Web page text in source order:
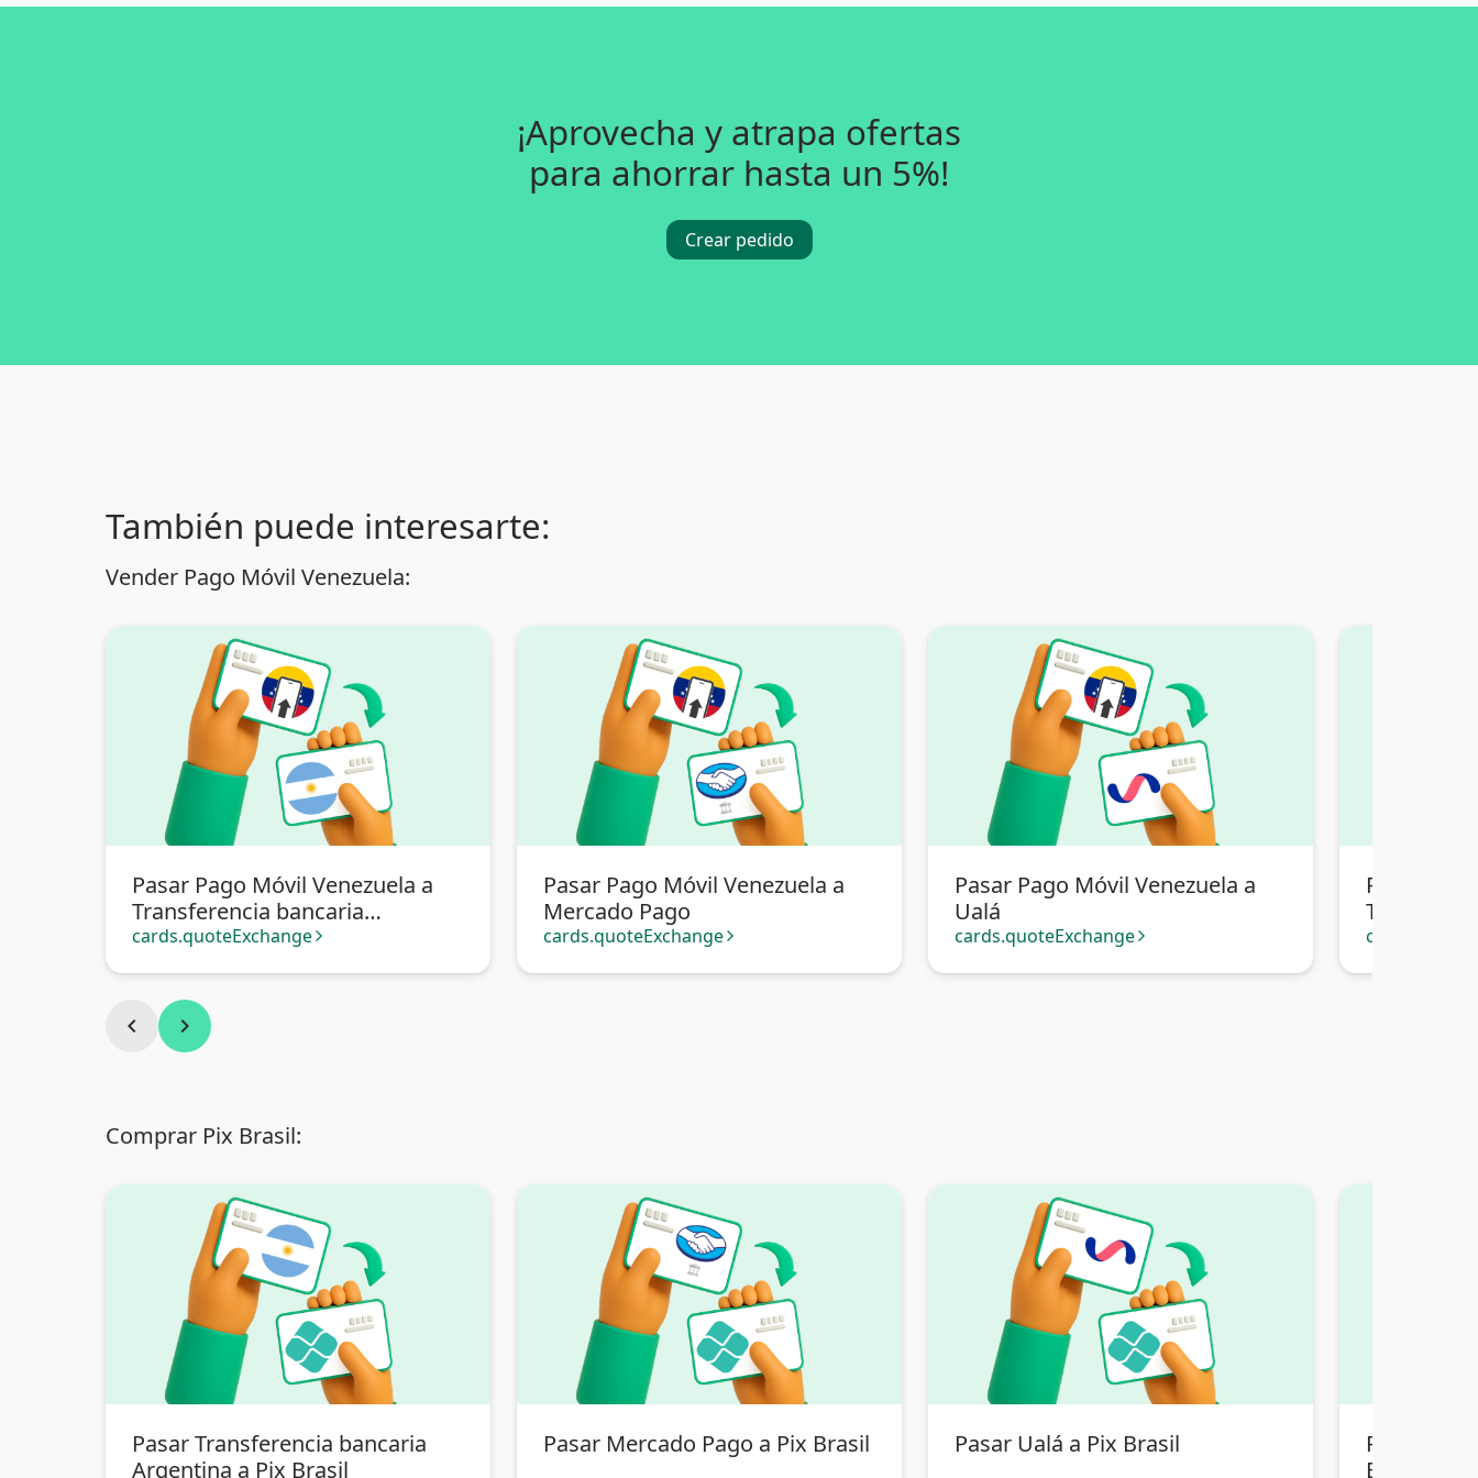
¡Aprovecha y atrapa ofertas
para ahorrar hasta un 5%!
Crear pedido
También puede interesarte:
Vender Pago Móvil Venezuela:
Pasar Pago Móvil Venezuela a
Transferencia bancaria
Argentina
cards.quoteExchange arrow_forward_ios
Pasar Pago Móvil Venezuela a
Mercado Pago
cards.quoteExchange arrow_forward_ios
Pasar Pago Móvil Venezuela a
Ualá
cards.quoteExchange arrow_forward_ios
Pasar
chevron_left chevron_right
Comprar Pix Brasil:
Pasar Transferencia bancaria
Argentina a Pix Brasil
Pasar Mercado Pago a Pix Brasil Pasar Ualá a Pix Brasil
Pasar
Bolivia a